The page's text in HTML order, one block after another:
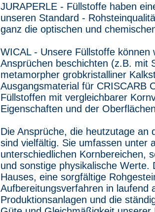
JURAPERLE - Füllstoffe haben
unseren Standard -
ganz die optischen und
WICAL - Unsere Füllstoffe
Ansprüchen beschichten (z.B. mit
metamorpher grobkristalliner
Ausgangsmaterial für CRISCARB
Füllstoffen mit vergleichbarer
Eigenschaften und der
Die Ansprüche, die heutzutage an
sind vielfältig. Sie umfassen unter
unterschiedlichen Kornbereichen,
und sonstige physikalische
Hauses, eine sorgfältige
Aufbereitungsverfahren in laufend
Produktionsanlagen und die